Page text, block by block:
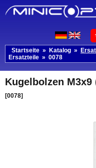
Startseite » Katalog »
Ersatzteile » 0078
Kugelbolzen M3x9
[0078]